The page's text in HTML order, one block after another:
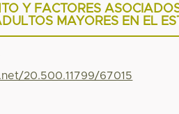
Y FACTORES
MAYORES EN EL
20.500.11799/67015